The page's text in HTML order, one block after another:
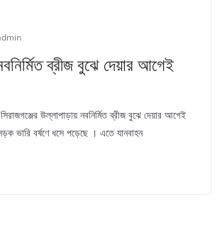
ব্রীজ বুঝে দেয়ার আগেই
উল্লাপাড়ায় নবনির্মিত ব্রীজ বুঝে দেয়ার আগেই
ভারি বর্ষণে ধসে পড়েছে । এতে যানবাহন